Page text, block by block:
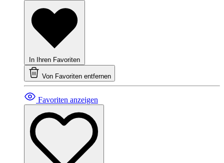
In Ihren Favoriten
Von Favoriten entfernen
Favoriten anzeigen